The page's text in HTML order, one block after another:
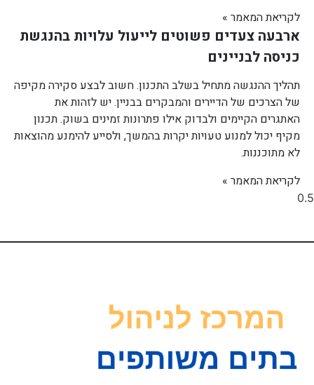
לקריאת המאמר »
ארבעה צעדים פשוטים לייעול עלויות בהנגשת
כניסה לבניינים
תהליך ההנגשה מתחיל בשלב התכנון. חשוב לבצע סקירה מקיפה
של הצרכים של הדיירים והמבקרים בבניין. יש לזהות את
האתגרים הקיימים ולבדוק אילו פתרונות זמינים בשוק. תכנון
מקיף יכול למנוע טעויות יקרות בהמשך, ולסייע להימנע מהוצאות
לא מתוכננות.
לקריאת המאמר »